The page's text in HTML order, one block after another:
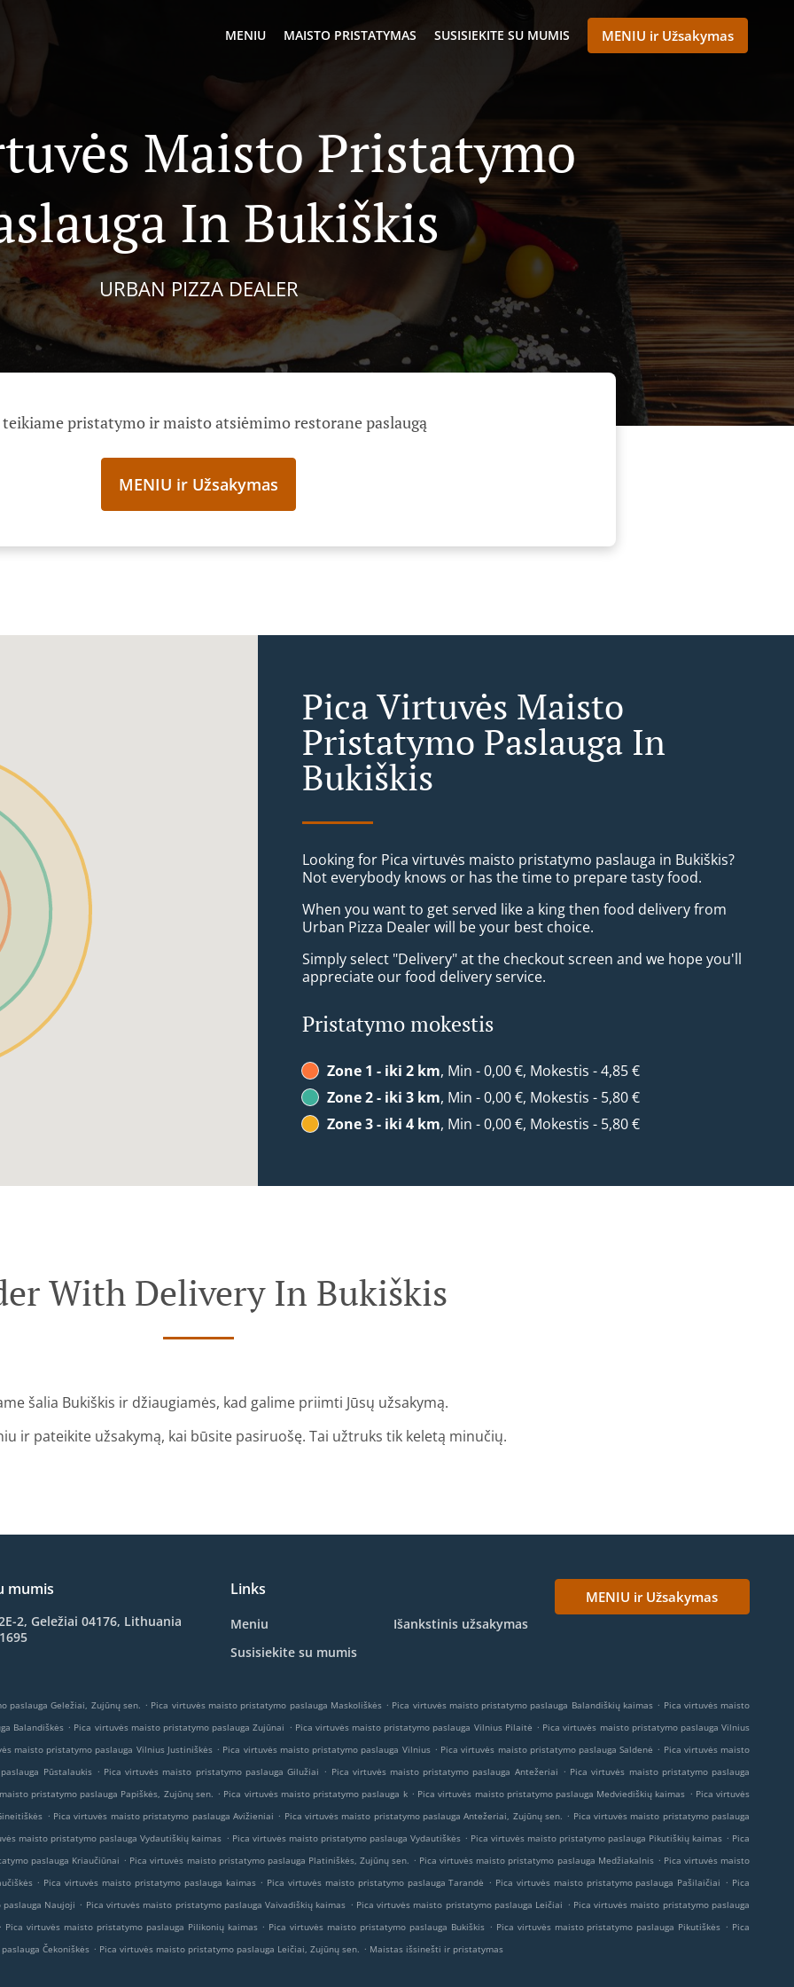
MENIU MAISTO PRISTATYMAS SUSISIEKITE SU MUMIS MENIU ir Užsakymas
Maisto Pristatymo
In Bukiškis
URBAN PIZZA DEALER
teikiame pristatymo ir maisto atsiėmimo restorane paslaugą
MENIU ir Užsakymas
Pica Virtuvės Maisto
Pristatymo Paslauga In
Bukiškis
Looking for Pica virtuvės maisto pristatymo paslauga in Bukiškis?
Not everybody knows or has the time to prepare tasty food.
When you want to get served like a king then food delivery from
Urban Pizza Dealer will be your best choice.
Simply select "Delivery" at the checkout screen and we hope you'll
appreciate our food delivery service.
Pristatymo mokestis
Zone 1 - iki 2 km, Min - 0,00 €, Mokestis - 4,85 €
Zone 2 - iki 3 km, Min - 0,00 €, Mokestis - 5,80 €
Zone 3 - iki 4 km, Min - 0,00 €, Mokestis - 5,80 €
With Delivery In Bukiškis
šalia Bukiškis ir džiaugiamės, kad galime priimti Jūsų užsakymą.
ir pateikite užsakymą, kai būsite pasiruošę. Tai užtruks tik keletą minučių.
mumis
2, Geležiai 04176, Lithuania
Links
Meniu
Išankstinis užsakymas
Susisiekite su mumis
MENIU ir Užsakymas
paslauga Geležiai, Zujūnų sen. . Pica virtuvės maisto pristatymo paslauga Maskoliškės . Pica virtuvės maisto pristatymo paslauga Balandiškių kaimas . Pica virtuvės maisto
Balandiškės . Pica virtuvės maisto pristatymo paslauga Zujūnai . Pica virtuvės maisto pristatymo paslauga Vilnius Pilaitė . Pica virtuvės maisto pristatymo paslauga Vilnius
maisto pristatymo paslauga Vilnius Justiniškės . Pica virtuvės maisto pristatymo paslauga Vilnius . Pica virtuvės maisto pristatymo paslauga Saldenė . Pica virtuvės maisto
Pūstalaukis . Pica virtuvės maisto pristatymo paslauga Gilužiai . Pica virtuvės maisto pristatymo paslauga Antežeriai . Pica virtuvės maisto pristatymo paslauga
pristatymo paslauga Papiškės, Zujūnų sen. . Pica virtuvės maisto pristatymo paslauga k . Pica virtuvės maisto pristatymo paslauga Medviediškių kaimas . Pica virtuvės
. Pica virtuvės maisto pristatymo paslauga Avižieniai . Pica virtuvės maisto pristatymo paslauga Antežeriai, Zujūnų sen. . Pica virtuvės maisto pristatymo paslauga
maisto pristatymo paslauga Vydautiškių kaimas . Pica virtuvės maisto pristatymo paslauga Vydautiškės . Pica virtuvės maisto pristatymo paslauga Pikutiškių kaimas . Pica
paslauga Kriaučiūnai . Pica virtuvės maisto pristatymo paslauga Platiniškės, Zujūnų sen. . Pica virtuvės maisto pristatymo paslauga Medžiakalnis . Pica virtuvės maisto
. Pica virtuvės maisto pristatymo paslauga kaimas . Pica virtuvės maisto pristatymo paslauga Tarandė . Pica virtuvės maisto pristatymo paslauga Pašilaičiai . Pica
Naujoji . Pica virtuvės maisto pristatymo paslauga Vaivadiškių kaimas . Pica virtuvės maisto pristatymo paslauga Leičiai . Pica virtuvės maisto pristatymo paslauga
. Pica virtuvės maisto pristatymo paslauga Pilikonių kaimas . Pica virtuvės maisto pristatymo paslauga Bukiškis . Pica virtuvės maisto pristatymo paslauga Pikutiškės . Pica
Čekoniškės . Pica virtuvės maisto pristatymo paslauga Leičiai, Zujūnų sen. . Maistas išsinešti ir pristatymas